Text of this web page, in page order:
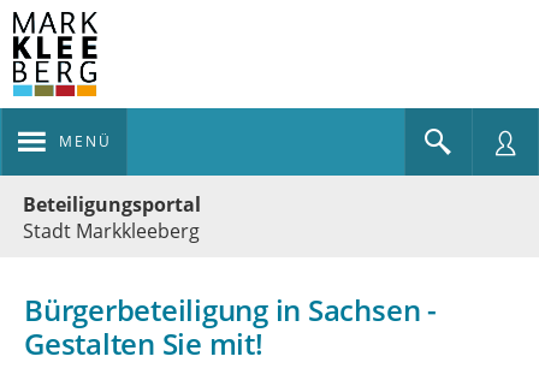
MENÜ
Beteiligungsportal
Stadt Markkleeberg
Bürgerbeteiligung in Sachsen -
Gestalten Sie mit!